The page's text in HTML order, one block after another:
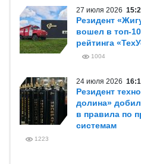
27 июля 2026
Резидент
вошел в топ-
рейтинга
1004
24 июля 2026
Резидент
долина»
в правила по
системам
1223